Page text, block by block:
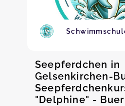
Seepferdchen in
Gelsenkirchen-
"Delphine" - Buer